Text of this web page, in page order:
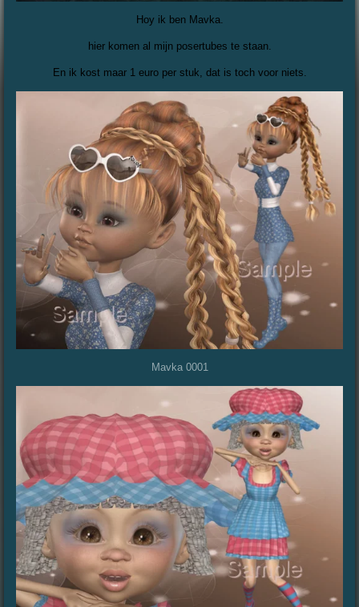
Hoy ik ben Mavka.
hier komen al mijn posertubes te staan.
En ik kost maar 1 euro per stuk, dat is toch voor niets.
Mavka 0001